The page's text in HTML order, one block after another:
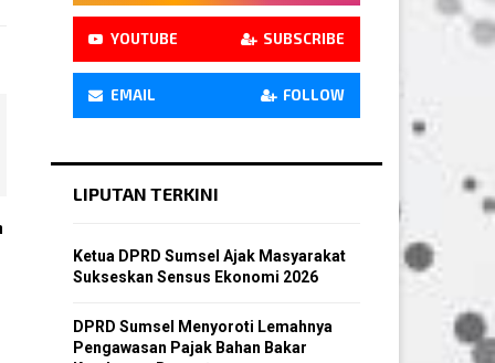
YOUTUBE SUBSCRIBE
EMAIL FOLLOW
LIPUTAN TERKINI
Ketua DPRD Sumsel Ajak Masyarakat
Sukseskan Sensus Ekonomi 2026
DPRD Sumsel Menyoroti Lemahnya
Pengawasan Pajak Bahan Bakar